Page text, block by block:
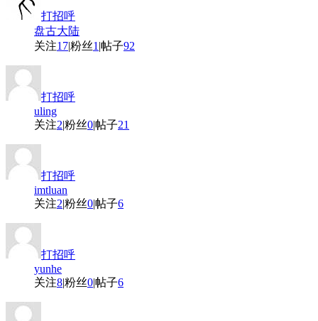
打招呼
盘古大陆
关注17|粉丝1 |帖子92
打招呼
uling
关注2|粉丝0|帖子21
打招呼
imtluan
关注2|粉丝0|帖子6
打招呼
yunhe
关注8|粉丝0|帖子6